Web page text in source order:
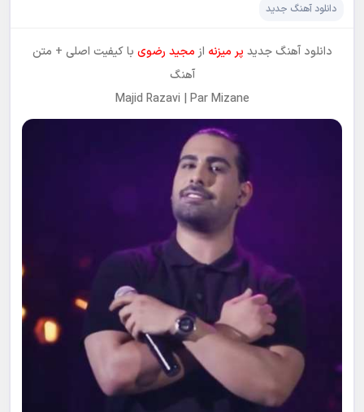
دانلود آهنگ جدید
دانلود آهنگ جدید پر میزنه از مجید رضوی با کیفیت اصلی + متن
آهنگ
Majid Razavi | Par Mizane